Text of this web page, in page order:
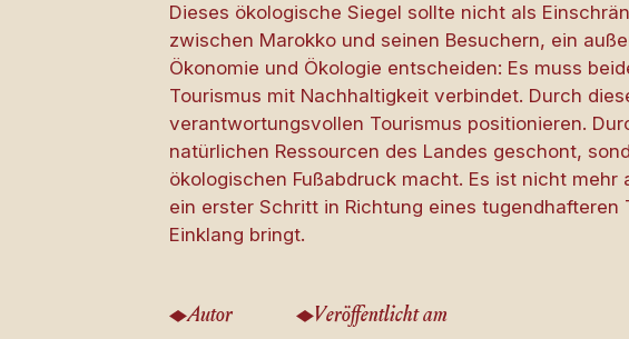
Dieses ökologische Siegel sollte nicht als
zwischen Marokko und seinen Besuchern, ein
Ökonomie und Ökologie entscheiden: Es muss
Tourismus mit Nachhaltigkeit verbindet. Durch
verantwortungsvollen Tourismus positionieren.
natürlichen Ressourcen des Landes geschont,
ökologischen Fußabdruck macht. Es ist nicht
ein erster Schritt in Richtung eines
Einklang bringt.
Autor Veröffentlicht am